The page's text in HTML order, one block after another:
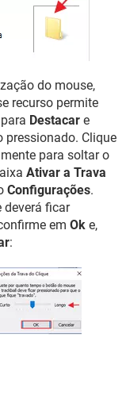
do mouse,
recurso permite
Destacar e
pressionado. Clique
para soltar o
Ativar a Trava
Configurações.
deverá ficar
em Ok e,
: